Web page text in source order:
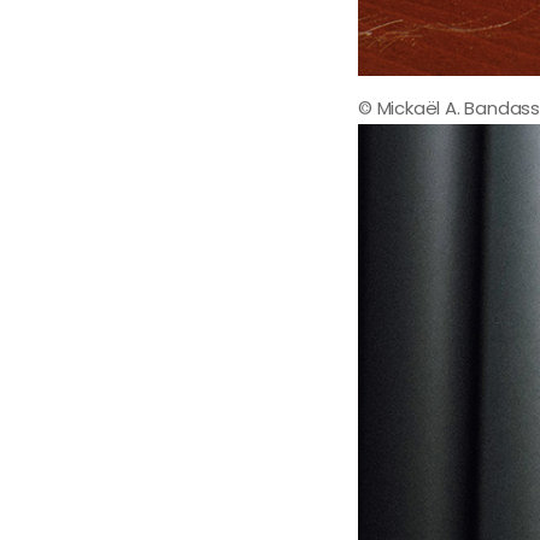
© Mickaël A.